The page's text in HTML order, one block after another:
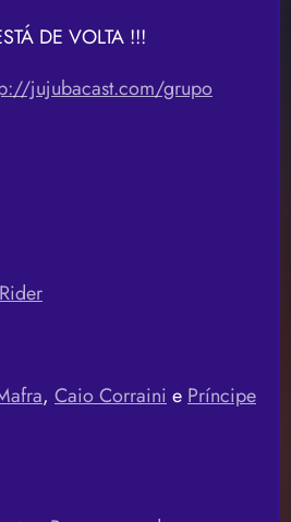
DE VOLTA !!!
jujubacast.com/grupo
, Caio Corraini e Príncipe